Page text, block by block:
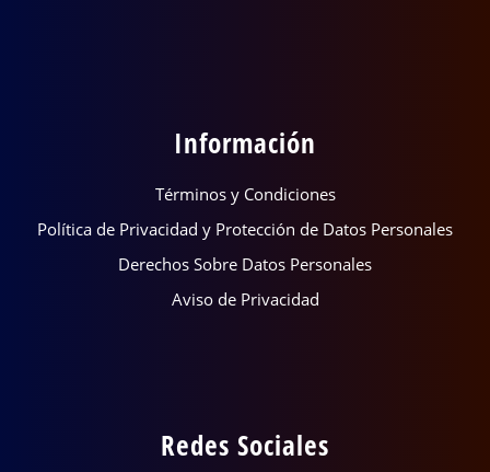
Información
Términos y Condiciones
Política de Privacidad y Protección de Datos Personales
Derechos Sobre Datos Personales
Aviso de Privacidad
Redes Sociales